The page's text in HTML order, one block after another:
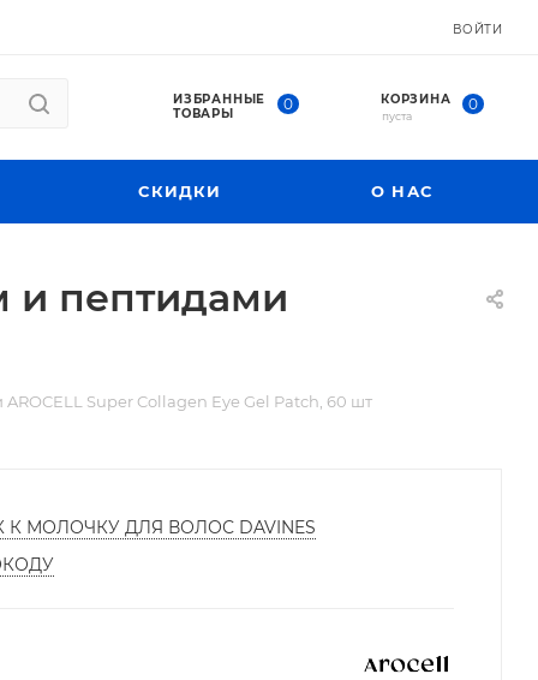
ВОЙТИ
ИЗБРАННЫЕ
ТОВАРЫ
0 КОРЗИНА 0
пуста
СКИДКИ О НАС
и пептидами
Super Collagen Eye Gel Patch, 60 шт
МОЛОЧКУ ДЛЯ ВОЛОС DAVINES